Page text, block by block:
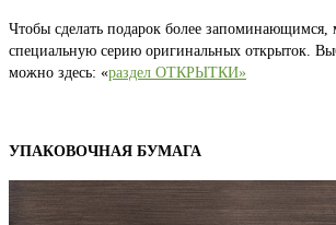
Чтобы сделать подарок более запоминающимся,
специальную серию оригинальных открыток.
можно здесь: «раздел ОТКРЫТКИ»
УПАКОВОЧНАЯ БУМАГА